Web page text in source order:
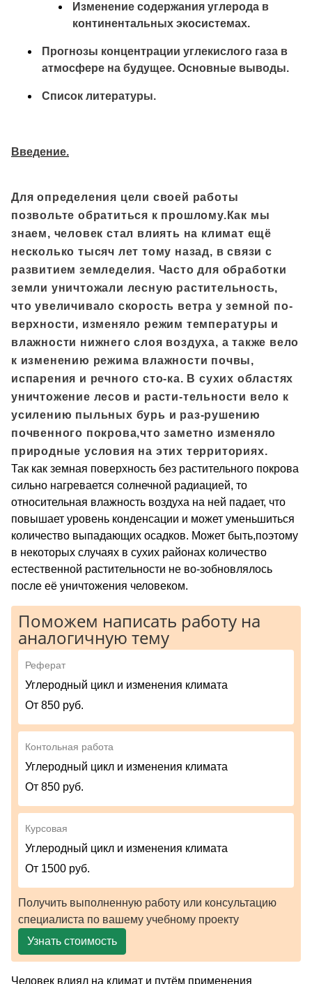
Изменение содержания углерода в
континентальных экосистемах.
Прогнозы концентрации углекислого газа в
атмосфере на будущее. Основные выводы.
Список литературы.
Введение.
Для определения цели своей работы
позвольте обратиться к прошлому.Как мы
знаем, человек стал влиять на климат ещё
несколько тысяч лет тому назад, в связи с
развитием земледелия. Часто для обработки
земли уничтожали лесную растительность,
что увеличивало скорость ветра у земной по-
верхности, изменяло режим температуры и
влажности нижнего слоя воздуха, а также вело
к изменению режима влажности почвы,
испарения и речного сто-ка. В сухих областях
уничтожение лесов и расти-тельности вело к
усилению пыльных бурь и раз-рушению
почвенного покрова,что заметно изменяло
природные условия на этих территориях.
Так как земная поверхность без растительного покрова
сильно нагревается солнечной радиацией, то
относительная влажность воздуха на ней падает, что
повышает уровень конденсации и может уменьшиться
количество выпадающих осадков. Может быть,поэтому
в некоторых случаях в сухих районах количество
естественной растительности не во-зобновлялось
после её уничтожения человеком.
Поможем написать работу на
аналогичную тему
Реферат
Углеродный цикл и изменения климата
От 850 руб.
Контольная работа
Углеродный цикл и изменения климата
От 850 руб.
Курсовая
Углеродный цикл и изменения климата
От 1500 руб.
Получить выполненную работу или консультацию
специалиста по вашему учебному проекту
Узнать стоимость
Человек влиял на климат и путём применения